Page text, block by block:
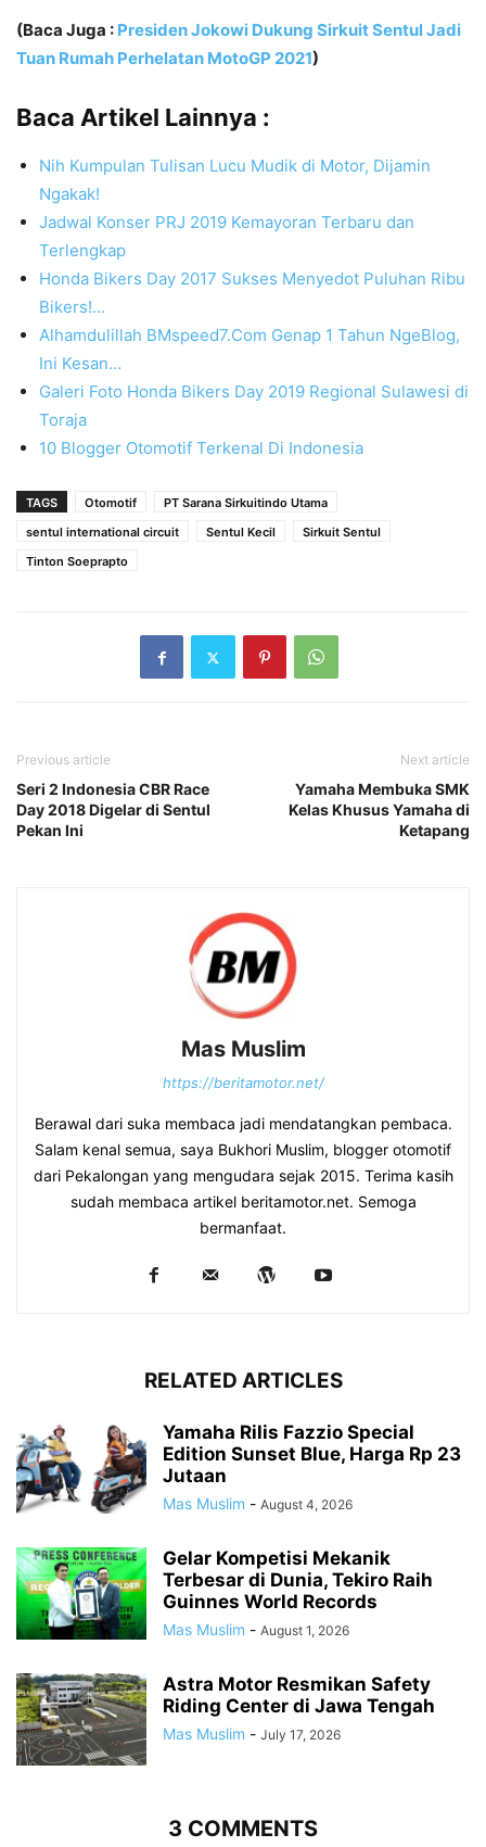
(Baca Juga : Presiden Jokowi Dukung Sirkuit Sentul Jadi
Tuan Rumah Perhelatan MotoGP 2021)
Baca Artikel Lainnya :
Nih Kumpulan Tulisan Lucu Mudik di Motor, Dijamin
Ngakak!
Jadwal Konser PRJ 2019 Kemayoran Terbaru dan
Terlengkap
Honda Bikers Day 2017 Sukses Menyedot Puluhan Ribu
Bikers!…
Alhamdulillah BMspeed7.Com Genap 1 Tahun NgeBlog,
Ini Kesan…
Galeri Foto Honda Bikers Day 2019 Regional Sulawesi di
Toraja
10 Blogger Otomotif Terkenal Di Indonesia
TAGS Otomotif
PT Sarana Sirkuitindo Utama
sentul international circuit
Sentul Kecil
Sirkuit Sentul
Tinton Soeprapto
Previous article
Seri 2 Indonesia CBR Race
Day 2018 Digelar di Sentul
Pekan Ini
Next article
Yamaha Membuka SMK
Kelas Khusus Yamaha di
Ketapang
Mas Muslim
https://beritamotor.net/
Berawal dari suka membaca jadi mendatangkan pembaca.
Salam kenal semua, saya Bukhori Muslim, blogger otomotif
dari Pekalongan yang mengudara sejak 2015. Terima kasih
sudah membaca artikel beritamotor.net. Semoga
bermanfaat.
RELATED ARTICLES
Yamaha Rilis Fazzio Special
Edition Sunset Blue, Harga Rp 23
Jutaan
Mas Muslim - August 4, 2026
Gelar Kompetisi Mekanik
Terbesar di Dunia, Tekiro Raih
Guinnes World Records
Mas Muslim - August 1, 2026
Astra Motor Resmikan Safety
Riding Center di Jawa Tengah
Mas Muslim - July 17, 2026
3 COMMENTS